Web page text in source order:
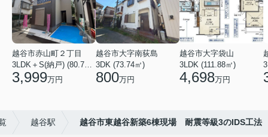
越谷市赤山町２丁目
3,999万円
越谷市大字南荻島
3DK (73.74㎡)
800万円
越谷市大字袋山
3LDK (111.88㎡)
4,698万円
越谷駅 越谷市東越谷新築6棟現場 耐震等級3のIDS工法